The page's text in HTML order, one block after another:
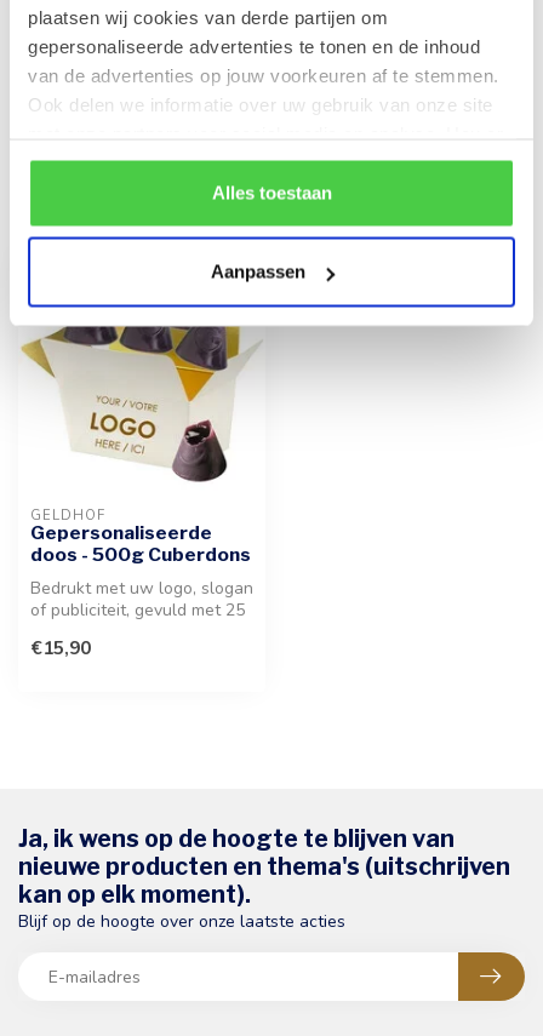
plaatsen wij cookies van derde partijen om
gepersonaliseerde advertenties te tonen en de inhoud
van de advertenties op jouw voorkeuren af te stemmen.
Ook delen we informatie over uw gebruik van onze site
rekening mee dat als je bepaalde cookies blokkeert, het
de correcte werking van de website kan verstoren.
Alles toestaan
Aanpassen
Regenboog lolly 50g
Op voorraad
Recent bekeken
GELDHOF
Gepersonaliseerde
doos - 500g Cuberdons
Bedrukt met uw logo, slogan
of publiciteit, gevuld met 25
€15,90
Ja, ik wens op de hoogte te blijven van
nieuwe producten en thema's (uitschrijven
kan op elk moment).
Blijf op de hoogte over onze laatste acties